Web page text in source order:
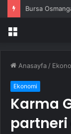
Bursa
Menü
Anasayfa /
Ekonomi
Karma
partneri